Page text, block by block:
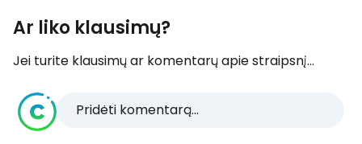
Ar liko klausimų?
Jei turite klausimų ar komentarų apie straipsnį...
Pridėti komentarą...